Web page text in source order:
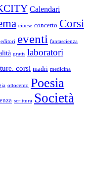
Calendari
cinese concerto Corsi
editori eventi fantascienza
gratis laboratori
corsi madri medicina
ottocento Poesia
scrittura Società